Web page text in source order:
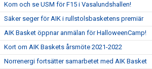
Kom och se USM för F15 i Vasalundshallen!
Säker seger för AIK i rullstolsbasketens premiär
AIK Basket öppnar anmälan för HalloweenCamp!
Kort om AIK Baskets årsmöte 2021-2022
Norrenergi fortsätter samarbetet med AIK Basket